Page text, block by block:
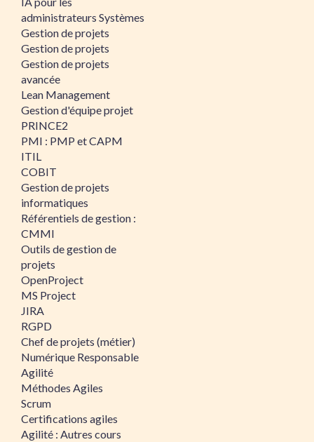
administrateurs Systèmes
Gestion de projets
Gestion de projets
Gestion de projets
avancée
Lean Management
Gestion d'équipe projet
PRINCE2
PMI : PMP et CAPM
ITIL
COBIT
Gestion de projets
informatiques
Référentiels de gestion :
CMMI
Outils de gestion de
projets
OpenProject
MS Project
JIRA
RGPD
Chef de projets (métier)
Numérique Responsable
Agilité
Méthodes Agiles
Scrum
Certifications agiles
Agilité : Autres cours